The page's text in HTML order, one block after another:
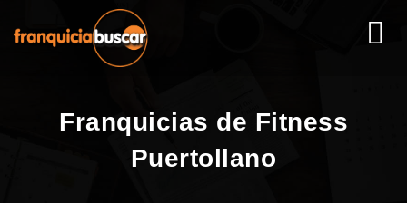
Franquicias de Fitness
Puertollano